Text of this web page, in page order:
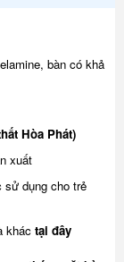
bàn có khả
Hòa Phát)
xuất
dụng cho trẻ
khác tại đây